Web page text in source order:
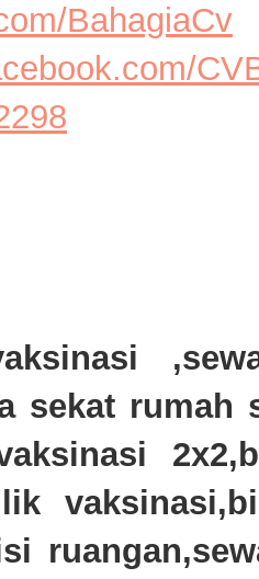
BahagiaCv
sekat rumah